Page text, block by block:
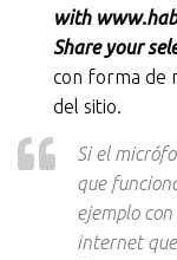
with
Share your
con forma de
del sitio.
Si el
que
ejemplo con
internet